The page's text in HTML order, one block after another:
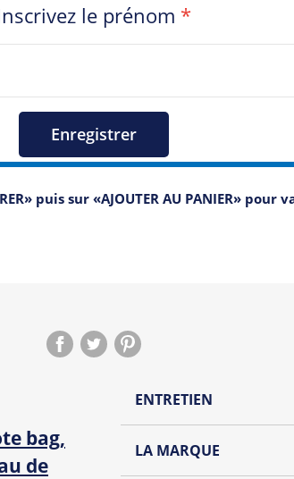
le prénom *
Enregistrer
puis sur «AJOUTER AU PANIER»
bag,
de
ENTRETIEN
LA MARQUE